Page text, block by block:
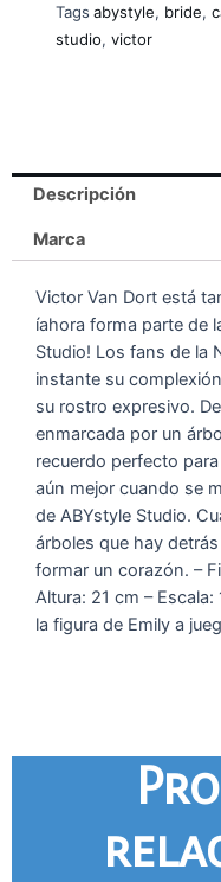
Tags abystyle, bride,
studio, victor
Descripción
Marca
Victor Van Dort está
íahora forma parte de
Studio! Los fans de la
instante su
su rostro expresivo.
enmarcada por un
recuerdo perfecto
aún mejor cuando se
de ABYstyle Studio.
árboles que hay
formar un corazón. –
Altura: 21 cm –
la figura de Emily a